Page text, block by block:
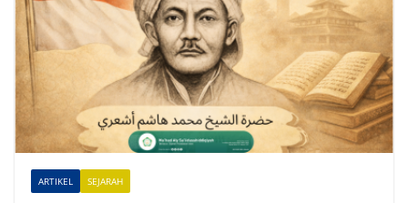
t
v
ARTIKEL SEJARAH